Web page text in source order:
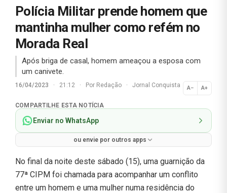
Polícia Militar prende homem que
mantinha mulher como refém no
Morada Real
Após briga de casal, homem ameaçou a esposa com
um canivete.
16/04/2023 · 21:12 · Por Redação · Jornal Conquista A− A+
Normal
COMPARTILHE ESTA NOTÍCIA
Enviar no WhatsApp
ou envie por outros apps
No final da noite deste sábado (15), uma guarnição da
77ª CIPM foi chamada para acompanhar um conflito
entre um homem e uma mulher numa residência do